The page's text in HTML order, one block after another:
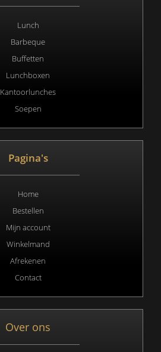
Lunch
Barbeque
Buffetten
Lunchboxen
Kantoorlunches
Soepen
Pagina's
Home
Bestellen
Mijn account
Winkelmand
Afrekenen
Contact
Over ons